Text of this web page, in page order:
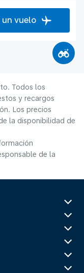
un vuelo
Todos los
y recargos
Los precios
la disponibilidad de
de la